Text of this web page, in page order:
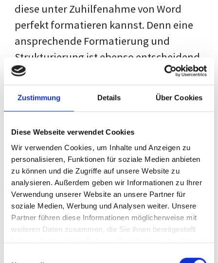
Zustimmung Details Über Cookies
Diese Webseite verwendet Cookies
Wir verwenden Cookies, um Inhalte und Anzeigen zu
personalisieren, Funktionen für soziale Medien anbieten
zu können und die Zugriffe auf unsere Website zu
analysieren. Außerdem geben wir Informationen zu Ihrer
Verwendung unserer Website an unsere Partner für
soziale Medien, Werbung und Analysen weiter. Unsere
Partner führen diese Informationen möglicherweise mit
weiteren Daten zusammen, die Sie ihnen bereitgestellt
haben oder die sie im Rahmen Ihrer Nutzung der Dienste
diese unter Zuhilfenahme von Word
perfekt formatieren kannst. Denn eine
ansprechende Formatierung und
Strukturierung ist ebenso entscheidend
wie der Inhalt selbst. Jeder Prüfer hat
eigene Erwartungen, und unsere
Schulung ist so konzipiert, dass sie dir
deiner individuellen Vorlage zeigt,
anstatt eine Einheitslösung zu bieten.
Der Prozess des wissenschaftlichen
Schreibens kann ohne das richtige
Wissen eine große Herausforderung
darstellen. Jedoch, ausgestattet mit
denTechniken und Strategiendieses
Kurses, wird die Formatierung deiner